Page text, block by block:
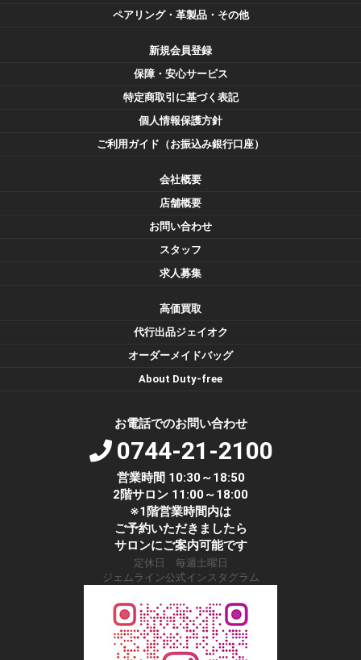
ペアリング・革製品・その他
新規会員登録
保障・安心サービス
特定商取引に基づく表記
個人情報保護方針
ご利用ガイド（お振込み銀行口座）
会社概要
店舗概要
お問い合わせ
スタッフ
求人募集
高価買取
代行出品ジェイオク
オーダーメイドバッグ
About Duty-free
お電話でのお問い合わせ
0744-21-2100
営業時間 10:30～18:50
2階サロン 11:00～18:00
※1階営業時間内は
ご予約いただきましたら
サロンにご案内可能です
定休日 毎週土曜日
ジェムライン公式インスタグラム